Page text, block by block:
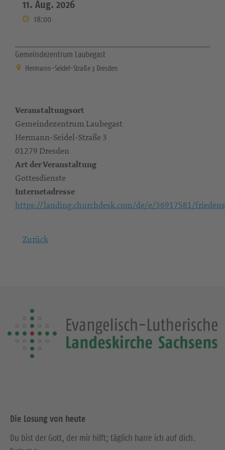
11. Aug. 2026
18:00
Gemeindezentrum Laubegast
Hermann-Seidel-Straße 3 Dresden
Veranstaltungsort
Gemeindezentrum Laubegast
Hermann-Seidel-Straße 3
01279 Dresden
Art der Veranstaltung
Gottesdienste
Internetadresse
https://landing.churchdesk.com/de/e/36917581/
Zurück
Die Losung von heute
Du bist der Gott, der mir hilft; täglich harre ich auf dich.